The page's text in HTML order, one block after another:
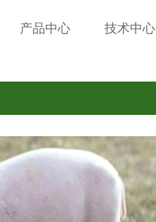
产品中心 技术中心